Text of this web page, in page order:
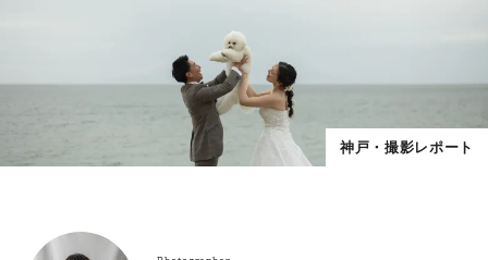
神戸・撮影レポート